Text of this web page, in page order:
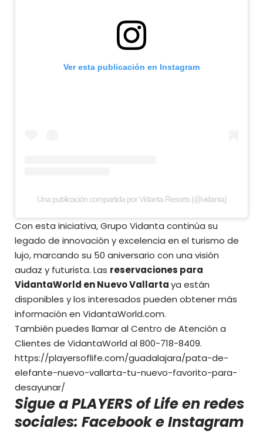
Ver esta publicación en Instagram
Una publicación compartida por Vidanta Resorts (@vidanta)
Con esta iniciativa, Grupo Vidanta continúa su
legado de innovación y excelencia en el turismo de
lujo, marcando su 50 aniversario con una visión
audaz y futurista. Las reservaciones para
VidantaWorld en Nuevo Vallartaya están
disponibles y los interesados pueden obtener más
información en VidantaWorld.com.
También puedes llamar al Centro de Atención a
Clientes de VidantaWorld al 800-718-8409.
https://playersoflife.com/guadalajara/pata-de-
elefante-nuevo-vallarta-tu-nuevo-favorito-para-
desayunar/
Sigue a PLAYERS of Life en redes
sociales: FacebookeInstagram